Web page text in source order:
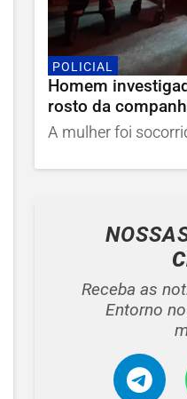
POLICIAL
Homem
rosto da
A mulher foi
Receba as
Entorno